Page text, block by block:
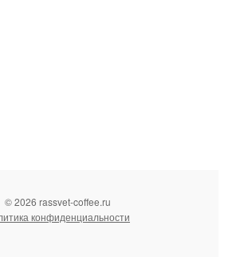
© 2026 rassvet-coffee.ru
конфиденциальности